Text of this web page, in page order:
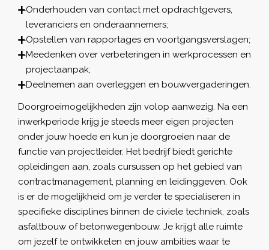
Onderhouden van contact met opdrachtgevers,
leveranciers en onderaannemers;
Opstellen van rapportages en voortgangsverslagen;
Meedenken over verbeteringen in werkprocessen en
projectaanpak;
Deelnemen aan overleggen en bouwvergaderingen.
Doorgroeimogelijkheden zijn volop aanwezig. Na een
inwerkperiode krijg je steeds meer eigen projecten
onder jouw hoede en kun je doorgroeien naar de
functie van projectleider. Het bedrijf biedt gerichte
opleidingen aan, zoals cursussen op het gebied van
contractmanagement, planning en leidinggeven. Ook
is er de mogelijkheid om je verder te specialiseren in
specifieke disciplines binnen de civiele techniek, zoals
asfaltbouw of betonwegenbouw. Je krijgt alle ruimte
om jezelf te ontwikkelen en jouw ambities waar te